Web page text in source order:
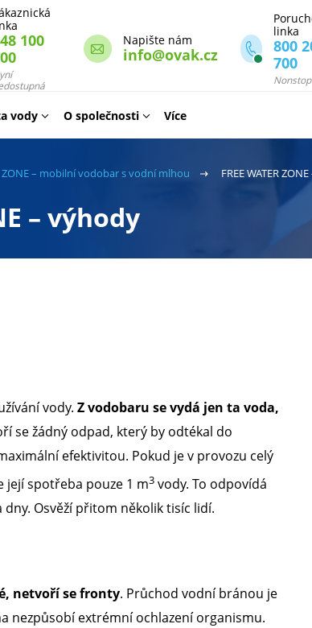
100
Napište nám
info@ovak.cz
linka
800
700
Nonstop
vody O společnosti Více
ZONE – mobilní vodobar s vodní mlhou FREE WATER
– výhody
vody. Z vodobaru se vydá jen ta voda,
se žádný odpad, který by odtékal do
efektivitou. Pokud je v provozu celý
její spotřeba pouze 1 m3 vody. To odpovídá
Osvěží přitom několik tisíc lidí.
netvoří se fronty. Průchod vodní bránou je
nezpůsobí extrémní ochlazení organismu.